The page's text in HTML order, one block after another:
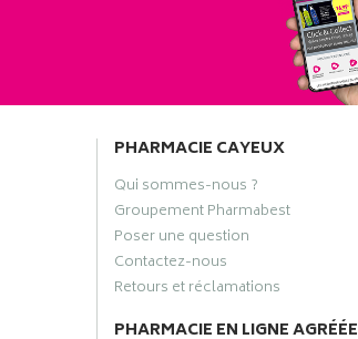
PHARMACIE CAYEUX
Qui sommes-nous ?
Groupement Pharmabest
Poser une question
Contactez-nous
Retours et réclamations
PHARMACIE EN LIGNE AGRÉÉE